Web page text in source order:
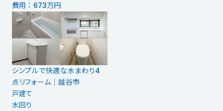
費用 ： 673万円
シンプルで快適な水まわり4
点リフォーム｜越谷市
戸建て
水回り